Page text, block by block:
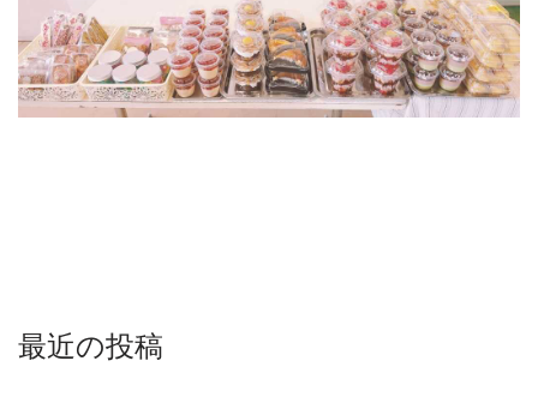
最近の投稿